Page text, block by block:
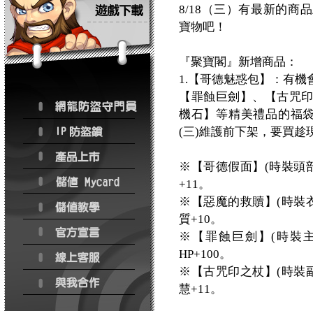
8/18（三）有最新的商
寶物吧！
『聚寶閣』新增商品：
1.【哥德魅惑包】：有
【罪蝕巨劍】、【古咒
機石】等精美禮品的福
(三)維護前下架，要買趁
※【哥德假面】(時裝頭
+11。
※【惡魔的救贖】(時裝
質+10。
※【罪蝕巨劍】(時裝
HP+100。
※【古咒印之杖】(時裝
慧+11。